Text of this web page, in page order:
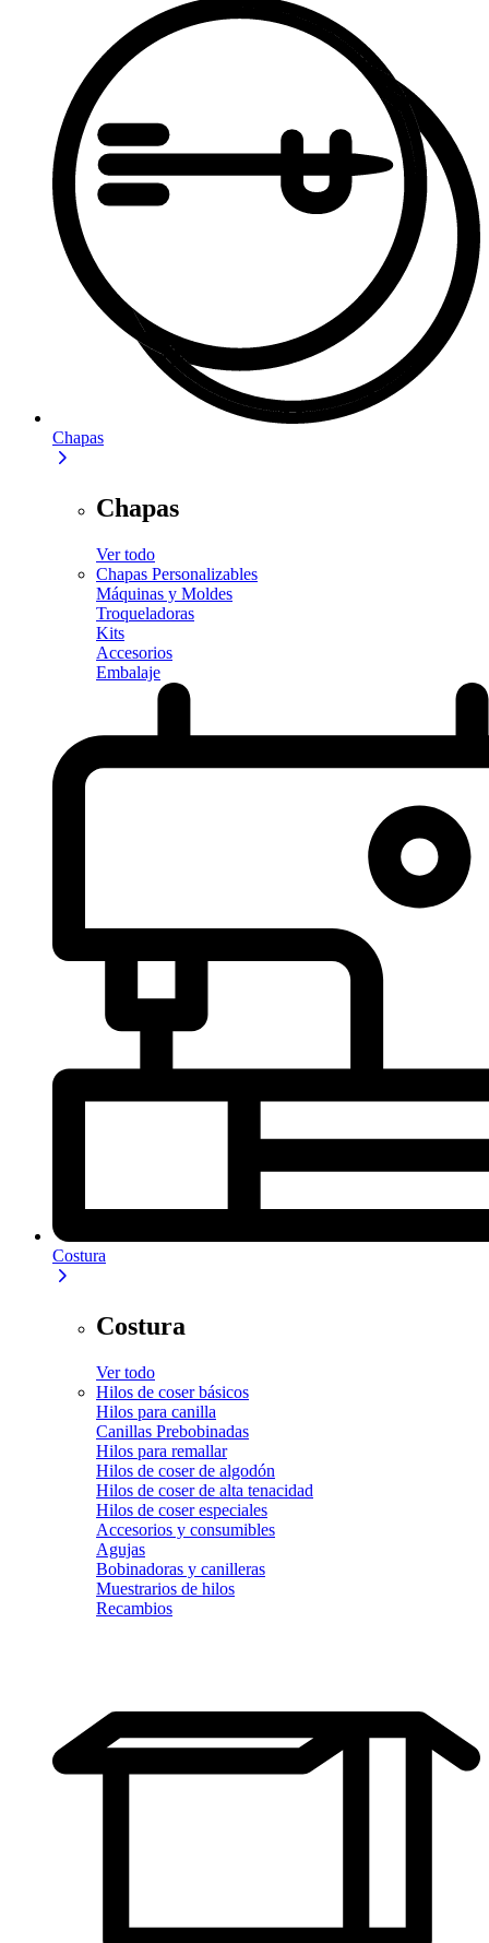
Chapas
Chapas
Ver todo
Chapas Personalizables
Máquinas y Moldes
Troqueladoras
Kits
Accesorios
Embalaje
Costura
Costura
Ver todo
Hilos de coser básicos
Hilos para canilla
Canillas Prebobinadas
Hilos para remallar
Hilos de coser de algodón
Hilos de coser de alta tenacidad
Hilos de coser especiales
Accesorios y consumibles
Agujas
Bobinadoras y canilleras
Muestrarios de hilos
Recambios